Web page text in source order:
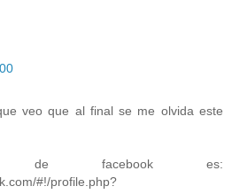
veo que al final se me olvida este
facebook es:
#!/profile.php?